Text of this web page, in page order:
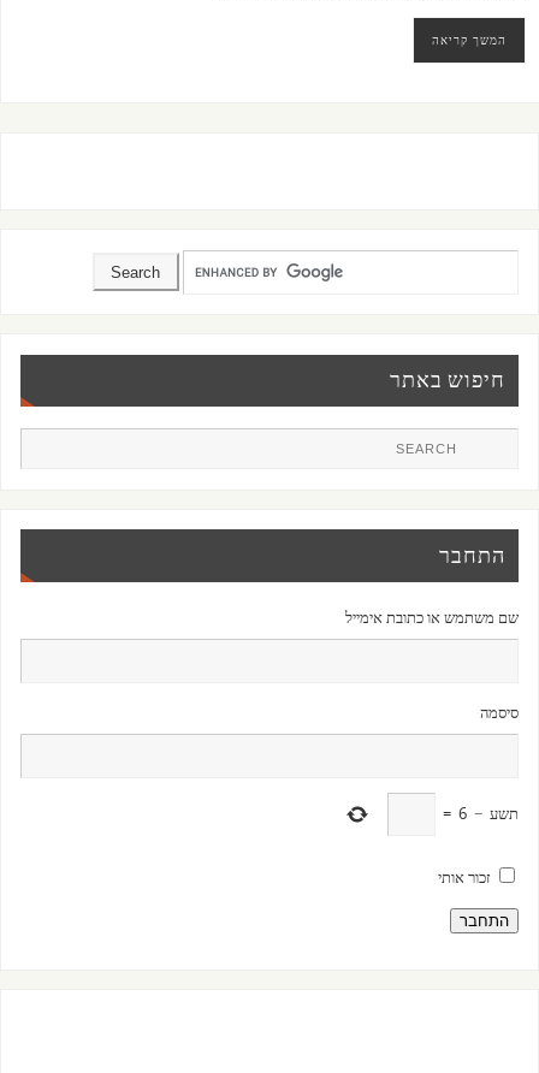
המשך קריאה
חיפוש באתר
התחבר
שם משתמש או כתובת אימייל
סיסמה
תשע −
6
=
זכור אותי
התחבר